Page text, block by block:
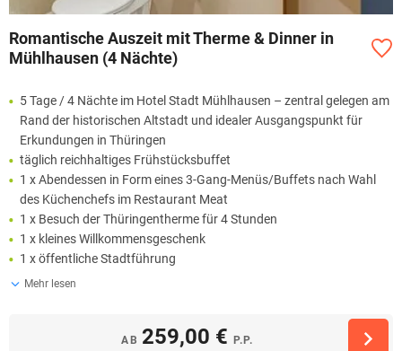
Romantische Auszeit mit Therme & Dinner in
Mühlhausen (4 Nächte)
5 Tage / 4 Nächte im Hotel Stadt Mühlhausen – zentral gelegen am
Rand der historischen Altstadt und idealer Ausgangspunkt für
Erkundungen in Thüringen
täglich reichhaltiges Frühstücksbuffet
1 x Abendessen in Form eines 3-Gang-Menüs/Buffets nach Wahl
des Küchenchefs im Restaurant Meat
1 x Besuch der Thüringentherme für 4 Stunden
1 x kleines Willkommensgeschenk
1 x öffentliche Stadtführung
Mehr lesen
AB 259,00 € P.P.